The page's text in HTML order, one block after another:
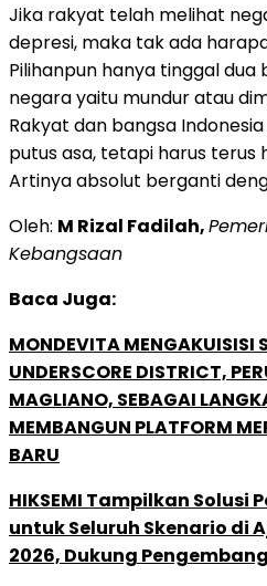
Jika rakyat telah melihat
depresi, maka tak ada
Pilihanpun hanya tinggal
negara yaitu mundur atau
Rakyat dan bangsa
putus asa, tetapi harus terus
Artinya absolut berganti
Oleh: M Rizal Fadilah,
Kebangsaan
Baca Juga:
MONDEVITA MENGAKUISISI
UNDERSCORE DISTRICT,
MAGLIANO, SEBAGAI
MEMBANGUN PLATFORM
BARU
HIKSEMI Tampilkan Solusi
untuk Seluruh Skenario di
2026, Dukung